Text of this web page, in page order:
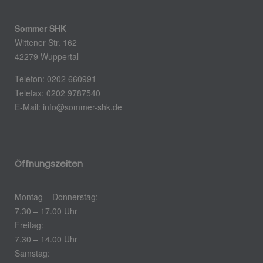
Sommer SHK
Wittener Str. 162
42279 Wuppertal
Telefon: 0202 660991
Telefax: 0202 9787540
E-Mail: info@sommer-shk.de
Öffnungszeiten
Montag – Donnerstag:
7.30 – 17.00 Uhr
Freitag:
7.30 – 14.00 Uhr
Samstag: